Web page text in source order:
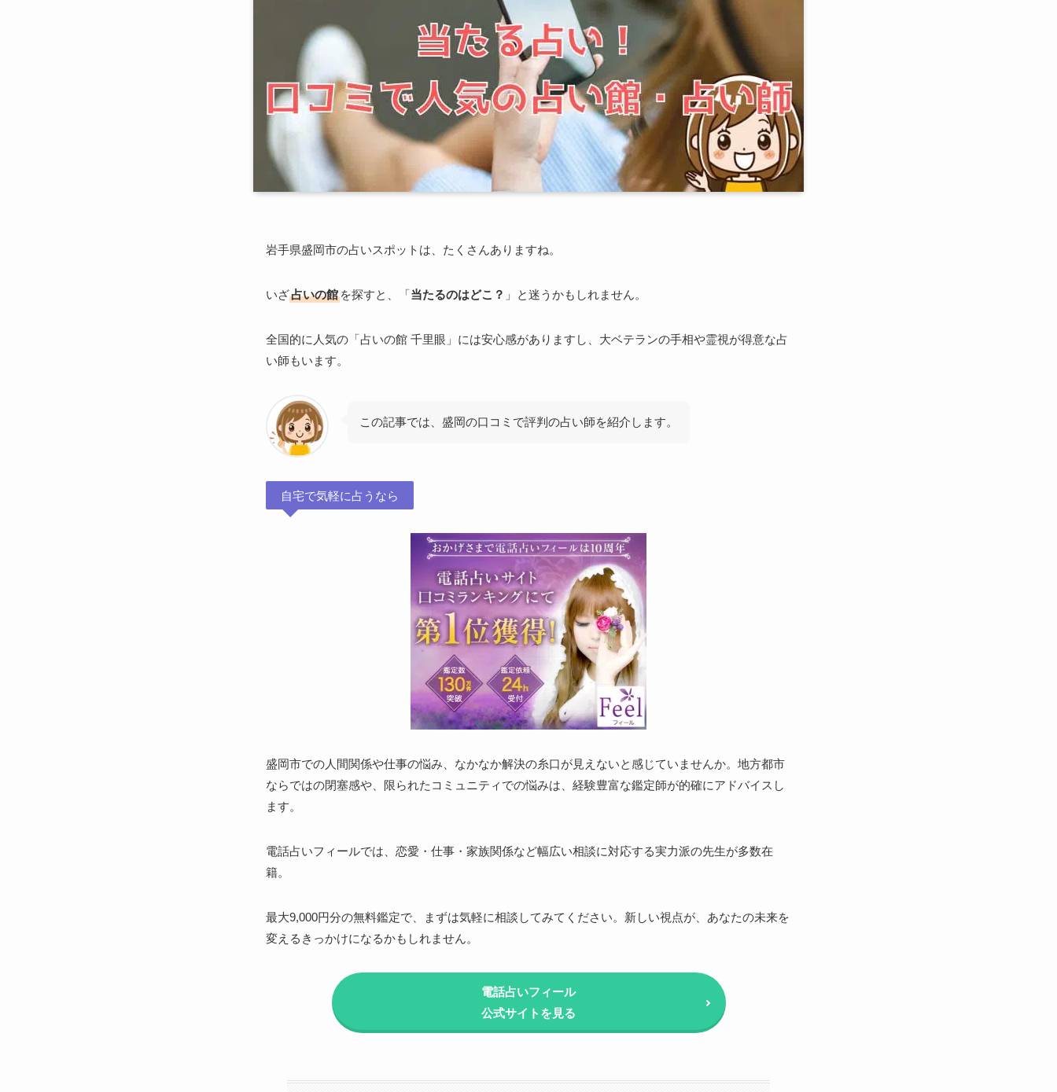
岩手県盛岡市の占いスポットは、たくさんありますね。
いざ占いの館 を探すと、「当たるのはどこ？ 」と迷うかもしれません。
全国的に人気の「占いの館 千里眼」には安心感がありますし、大ベテランの手相や霊視が得意な占
い師もいます。
この記事では、盛岡の口コミで評判の占い師を紹介します。
自宅で気軽に占うなら
盛岡市での人間関係や仕事の悩み、なかなか解決の糸口が見えないと感じていませんか。地方都市
ならではの閉塞感や、限られたコミュニティでの悩みは、経験豊富な鑑定師が的確にアドバイスし
ます。
電話占いフィールでは、恋愛・仕事・家族関係など幅広い相談に対応する実力派の先生が多数在
籍。
最大9,000円分の無料鑑定で、まずは気軽に相談してみてください。新しい視点が、あなたの未来を
変えるきっかけになるかもしれません。
電話占いフィール
公式サイトを見る